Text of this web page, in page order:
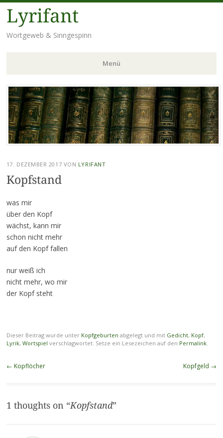
Lyrifant
Wortgeweb & Sinngespinn
Menü
Zum
Inhalt
springen
17. DEZEMBER 2017 VON LYRIFANT
Kopfstand
was mir
über den Kopf
wächst, kann mir
schon nicht mehr
auf den Kopf fallen
nur weiß ich
nicht mehr, wo mir
der Kopf steht
Dieser Beitrag wurde unter Kopfgeburten abgelegt und mit Gedicht, Kopf,
Lyrik, Wortspiel verschlagwortet. Setze ein Lesezeichen auf den Permalink.
Beitragsnavigation
← Kopflöcher Kopfgeld →
1 thoughts on “Kopfstand”